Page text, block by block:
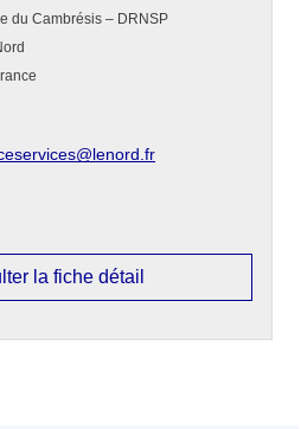
du Cambrésis – DRNSP
la fiche détail